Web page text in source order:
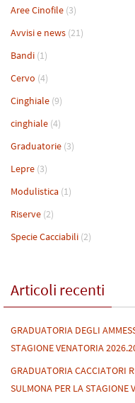
Aree Cinofile (3)
Avvisi e news (21)
Bandi (1)
Cervo (4)
Cinghiale (9)
cinghiale (4)
Graduatorie (3)
Lepre (3)
Modulistica (1)
Riserve (2)
Specie Cacciabili (2)
Articoli recenti
GRADUATORIA DEGLI
STAGIONE VENATORIA
GRADUATORIA CACCIATORI
SULMONA PER LA STAGIONE